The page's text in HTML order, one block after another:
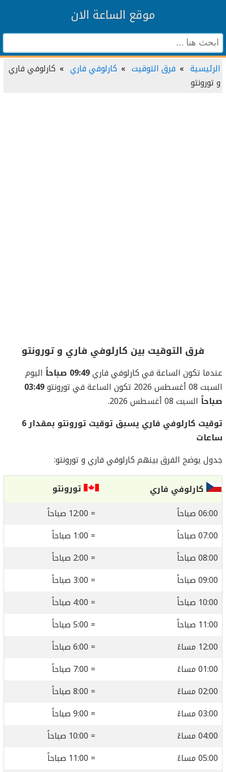
موقع الساعة الان
الرئيسية فرق التوقيت كارلوفي فاري
كارلوفي فاري
و تورونتو
فرق التوقيت بين كارلوفي فاري و تورونتو
عندما تكون الساعة في كارلوفي فاري09:49 صباحاً
اليوم
السبت 08 أغسطس 2026 تكون الساعة في تورونتو
03:49
صباحاً السبت 08 أغسطس 2026.
توقيت كارلوفي فاري يسبق توقيت تورونتو بمقدار 6
ساعات
جدول يوضح الفرق بينهم كارلوفي فاري و تورونتو:
كارلوفي فاري
تورونتو
06:00 صباحاً
= 12:00 صباحاً
07:00 صباحاً
= 1:00 صباحاً
08:00 صباحاً
= 2:00 صباحاً
09:00 صباحاً
= 3:00 صباحاً
10:00 صباحاً
= 4:00 صباحاً
11:00 صباحاً
= 5:00 صباحاً
12:00 مساءً
= 6:00 صباحاً
01:00 مساءً
= 7:00 صباحاً
02:00 مساءً
= 8:00 صباحاً
03:00 مساءً
= 9:00 صباحاً
04:00 مساءً
= 10:00 صباحاً
05:00 مساءً
= 11:00 صباحاً